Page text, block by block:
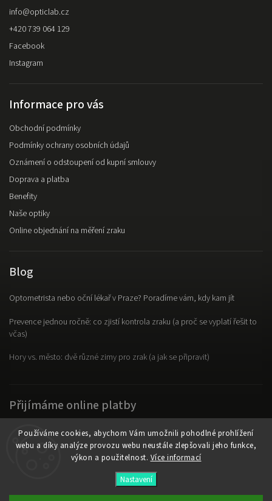
Používáme cookies, abychom Vám umožnili pohodlné prohlížení
webu a díky analýze provozu webu neustále zlepšovali jeho funkce,
výkon a použitelnost. Více informací
Nastavení
info@opticlab.cz
+420 739 064 129
Facebook
Instagram
Informace pro vás
Obchodní podmínky
Podmínky ochrany osobních údajů
Oznámení o odstoupení od kupní smlouvy
Doprava a platba
Benefity
Naše optiky
Online objednání na měření zraku
Blog
Optometrista nebo oční lékař v Praze? Poradíme vám, kdy kam jít
Prevence jednou ročně: co zjistí kontrola zraku (a proč se vyplatí řešit to
včas)
Hory vs. město: dvě různé zimy pro zrak (a jak se připravit)
Přijímáme online platby
OpticLab. Všechna práva vyhrazena.